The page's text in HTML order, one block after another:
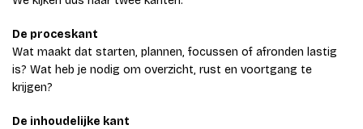
De proceskant
Wat maakt dat starten, plannen, focussen of afronden lastig
is? Wat heb je nodig om overzicht, rust en voortgang te
krijgen?
De inhoudelijke kant